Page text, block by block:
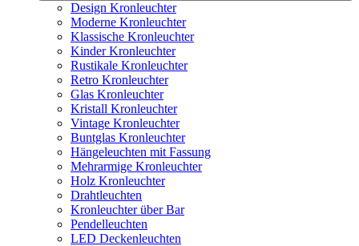
Design Kronleuchter
Moderne Kronleuchter
Klassische Kronleuchter
Kinder Kronleuchter
Rustikale Kronleuchter
Retro Kronleuchter
Glas Kronleuchter
Kristall Kronleuchter
Vintage Kronleuchter
Buntglas Kronleuchter
Hängeleuchten mit Fassung
Mehrarmige Kronleuchter
Holz Kronleuchter
Drahtleuchten
Kronleuchter über Bar
Pendelleuchten
LED Deckenleuchten